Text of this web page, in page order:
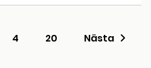
4 20 Nästa